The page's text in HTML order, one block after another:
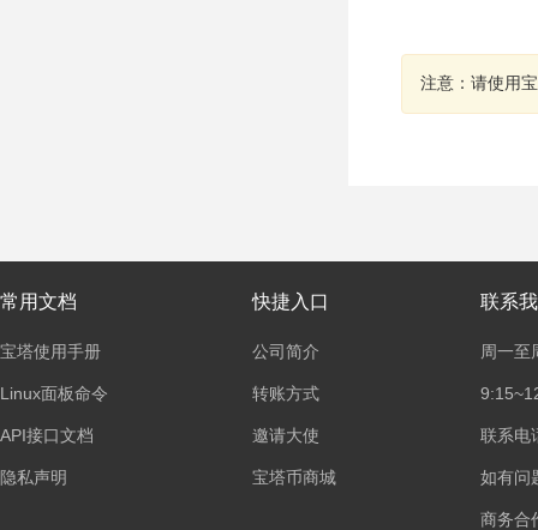
注意：请使用
常用文档
宝塔使用手册
Linux面板命令
API接口文档
隐私声明
快捷入口
公司简介
转账方式
邀请大使
宝塔币商城
联系
周一至
联系电
如有问
商务合